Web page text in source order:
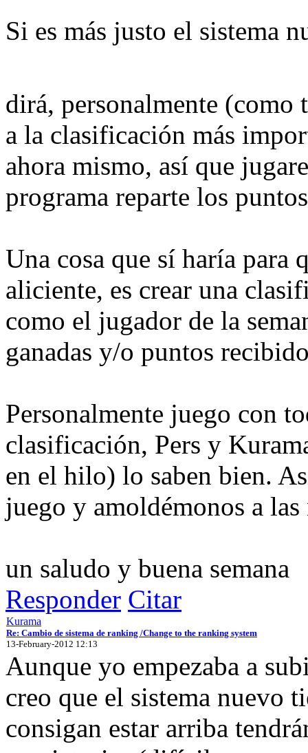
Si es más justo el sistema
dirá, personalmente
a la clasificación más
ahora mismo, así que
programa reparte los
Una cosa que sí haría para
aliciente, es crear una
como el jugador de la
ganadas y/o puntos
Personalmente juego con
clasificación, Pers y
en el hilo) lo saben bien.
juego y amoldémonos a las
un saludo y buena semana
Responder Citar
Kurama
Re: Cambio de sistema de ranking /Change to the ranking system
13-February-2012 12:13
Aunque yo empezaba a
creo que el sistema nuevo
consigan estar arriba